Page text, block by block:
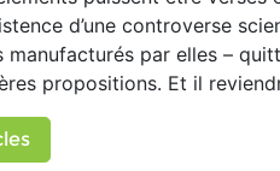
d’une controverse
par elles –
propositions. Et il